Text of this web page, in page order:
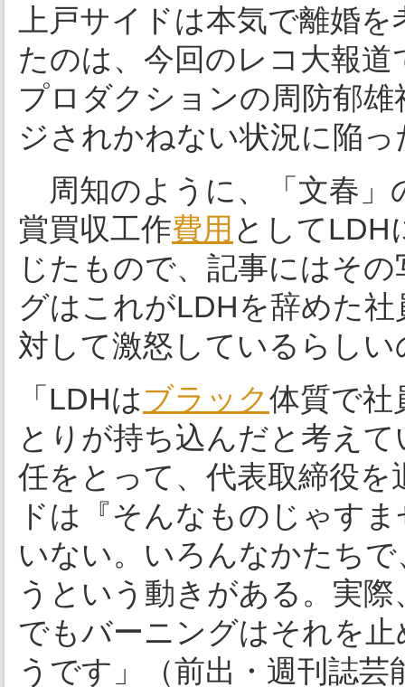
上戸サイドは本気で離婚
たのは、今回のレコ大報道
プロダクションの周防郁
ジされかねない状況に陥
周知のように、「文春」
賞買収工作費用 としてLDH
じたもので、記事にはそ
グはこれがLDHを辞めた
対して激怒しているらしい
「LDHはブラック体質で社
とりが持ち込んだと考え
任をとって、代表取締役
ドは『そんなものじゃす
いない。いろんなかたち
うという動きがある。実
でもバーニングはそれを
うです」（前出・週刊誌芸